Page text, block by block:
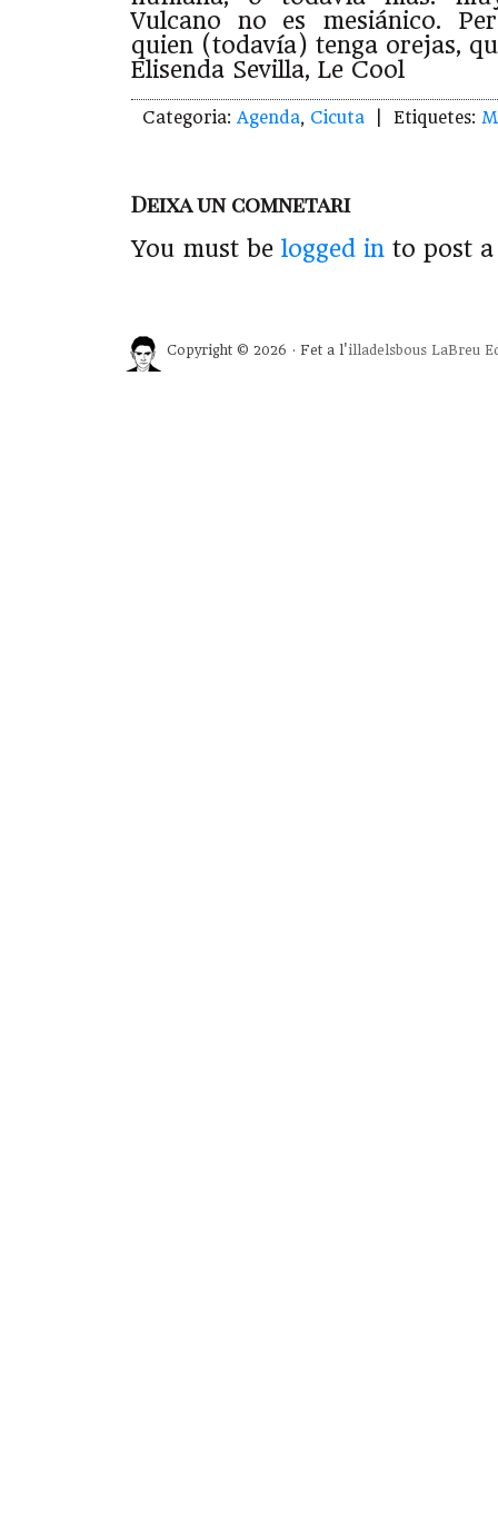
Vulcano no es mesiánico.
quien (todavía) tenga orejas,
Elisenda Sevilla, Le Cool
Categoria: Agenda, Cicuta | Etiquetes:
Deixa un comnetari
You must be logged in to post
Copyright © 2026 · Fet a l'illadelsbous LaBreu